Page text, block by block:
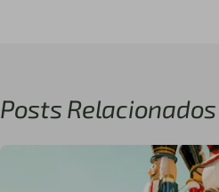
Posts Relacionados